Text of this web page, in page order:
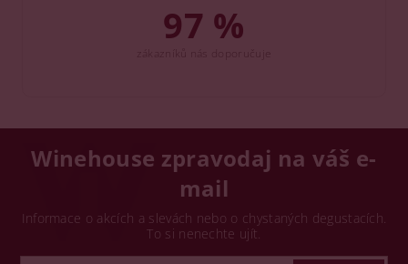
97 %
Winehouse zpravodaj na váš e-
mail
Informace o akcích a slevách nebo o chystaných degustacích.
To si nenechte ujít.